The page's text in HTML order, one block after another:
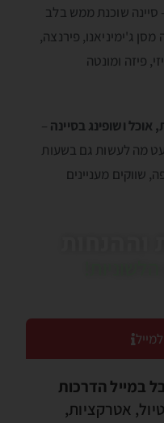
סיינה שוכנת ממש בלב
ג'ימיניאנו, פירנצה,
פיזה ומונטה
אוכל ושופינג בסיינה –
מה לעשות גם בשעות
שווקים מעניינים
במייל הדרכות
אטרקציות,